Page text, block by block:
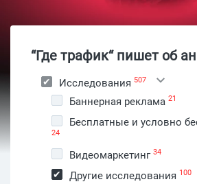
“Где трафик“ пишет об
Исследования 507
Баннерная реклама 21
Бесплатные и условно
24
Видеомаркетинг 34
Другие исследования 100